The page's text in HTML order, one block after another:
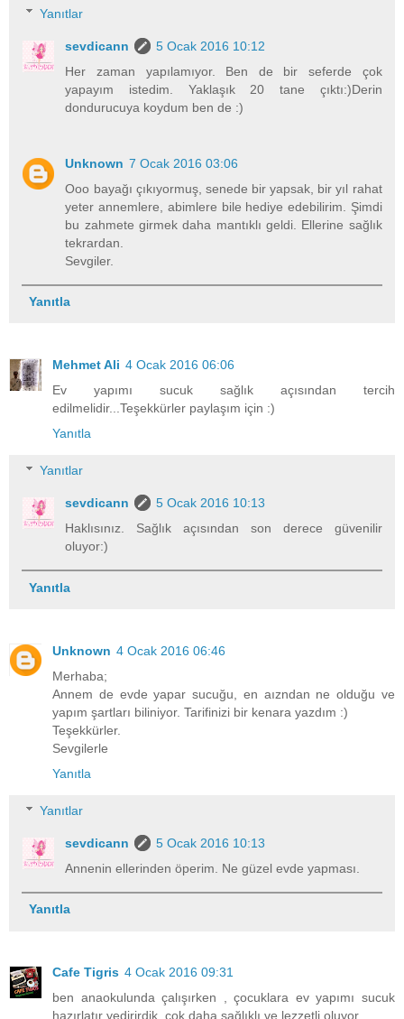
Yanıtlar
sevdicann
5 Ocak 2016 10:12
Her zaman yapılamıyor. Ben de bir seferde çok
yapayım istedim. Yaklaşık 20 tane çıktı:)Derin
dondurucuya koydum ben de :)
Unknown 7 Ocak 2016 03:06
Ooo bayağı çıkıyormuş, senede bir yapsak, bir yıl rahat
yeter annemlere, abimlere bile hediye edebilirim. Şimdi
bu zahmete girmek daha mantıklı geldi. Ellerine sağlık
tekrardan.
Sevgiler.
Yanıtla
Mehmet Ali 4 Ocak 2016 06:06
Ev yapımı sucuk sağlık açısından tercih
edilmelidir...Teşekkürler paylaşım için :)
Yanıtla
Yanıtlar
sevdicann
5 Ocak 2016 10:13
Haklısınız. Sağlık açısından son derece güvenilir
oluyor:)
Yanıtla
Unknown 4 Ocak 2016 06:46
Merhaba;
Annem de evde yapar sucuğu, en aızndan ne olduğu ve
yapım şartları biliniyor. Tarifinizi bir kenara yazdım :)
Teşekkürler.
Sevgilerle
Yanıtla
Yanıtlar
sevdicann
5 Ocak 2016 10:13
Annenin ellerinden öperim. Ne güzel evde yapması.
Yanıtla
Cafe Tigris 4 Ocak 2016 09:31
ben anaokulunda çalışırken , çocuklara ev yapımı sucuk
hazırlatır yedirirdik. çok daha sağlıklı ve lezzetli oluyor.